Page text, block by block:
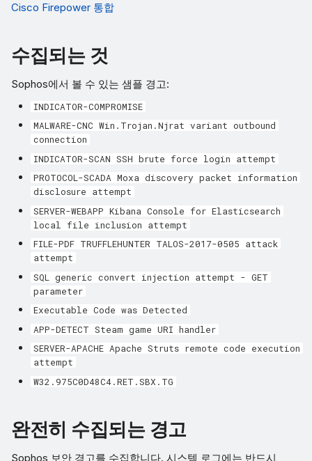
Cisco Firepower 통합
수집되는 것
Sophos에서 볼 수 있는 샘플 경고:
INDICATOR-COMPROMISE
MALWARE-CNC Win.Trojan.Njrat variant outbound
connection
INDICATOR-SCAN SSH brute force login attempt
PROTOCOL-SCADA Moxa discovery packet information
disclosure attempt
SERVER-WEBAPP Kibana Console for Elasticsearch
local file inclusion attempt
FILE-PDF TRUFFLEHUNTER TALOS-2017-0505 attack
attempt
SQL generic convert injection attempt - GET
parameter
Executable Code was Detected
APP-DETECT Steam game URI handler
SERVER-APACHE Apache Struts remote code execution
attempt
W32.975C0D48C4.RET.SBX.TG
완전히 수집되는 경고
Sophos 보안 경고를 수집합니다. 시스템 로그에는 반드시